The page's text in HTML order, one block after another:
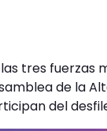
tres fuerzas
de la
del